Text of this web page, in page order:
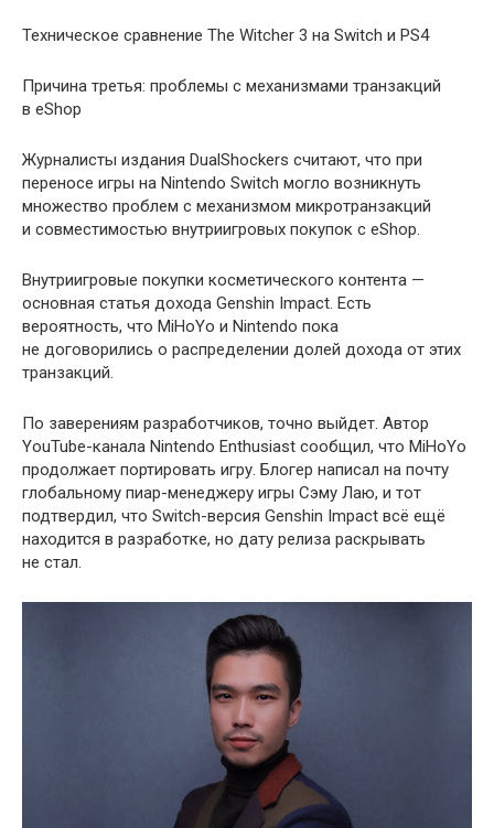
Техническое сравнение The Witcher 3 на Switch и PS4
Причина третья: проблемы с механизмами транзакций
в eShop
Журналисты издания DualShockers считают, что при
переносе игры на Nintendo Switch могло возникнуть
множество проблем с механизмом микротранзакций
и совместимостью внутриигровых покупок с eShop.
Внутриигровые покупки косметического контента —
основная статья дохода Genshin Impact. Есть
вероятность, что MiHoYo и Nintendo пока
не договорились о распределении долей дохода от этих
транзакций.
По заверениям разработчиков, точно выйдет. Автор
YouTube-канала Nintendo Enthusiast сообщил, что MiHoYo
продолжает портировать игру. Блогер написал на почту
глобальному пиар-менеджеру игры Сэму Лаю, и тот
подтвердил, что Switch-версия Genshin Impact всё ещё
находится в разработке, но дату релиза раскрывать
не стал.